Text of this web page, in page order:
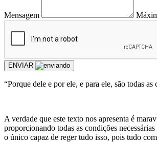
Mensagem
ENVIAR
“Porque dele e por ele, e para ele, são todas
A verdade que este texto nos apresenta é
proporcionando todas as condições
o único capaz de reger tudo isso, pois tudo